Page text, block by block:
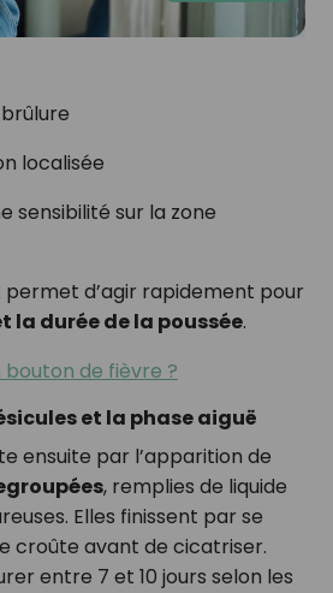
localisée
sensibilité sur la zone
permet d’agir rapidement pour
la durée de la poussée.
de fièvre ?
et la phase aiguë
ensuite par l’apparition de
, remplies de liquide
Elles finissent par se
croûte avant de cicatriser.
entre 7 et 10 jours selon les